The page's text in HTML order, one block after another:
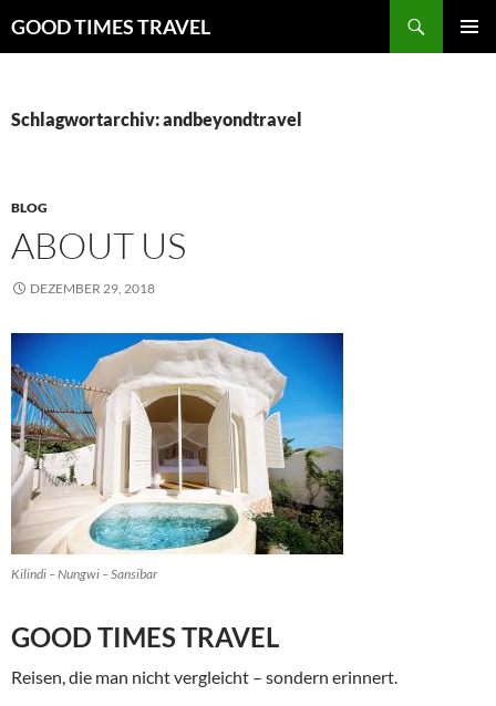
Inhalt
GOOD TIMES TRAVEL
Schlagwortarchiv: andbeyondtravel
BLOG
ABOUT US
DEZEMBER 29, 2018
Kilindi – Nungwi – Sansibar
GOOD TIMES TRAVEL
Reisen, die man nicht vergleicht – sondern erinnert.